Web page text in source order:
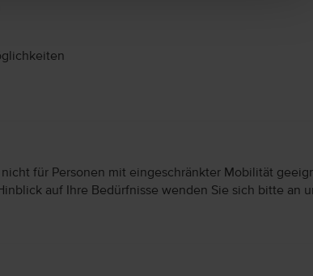
für Personen mit eingeschränkter Mobilität
auf Ihre Bedürfnisse wenden Sie sich bitte an